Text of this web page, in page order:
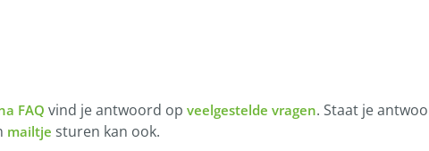
FAQ vind je antwoord op veelgestelde vragen. Staat je
mailtje sturen kan ook.